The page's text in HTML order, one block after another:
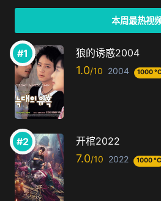
本周最热视
狼的诱惑2004
1.0 2004 1000
开棺2022
7.0 2022 1000 °C